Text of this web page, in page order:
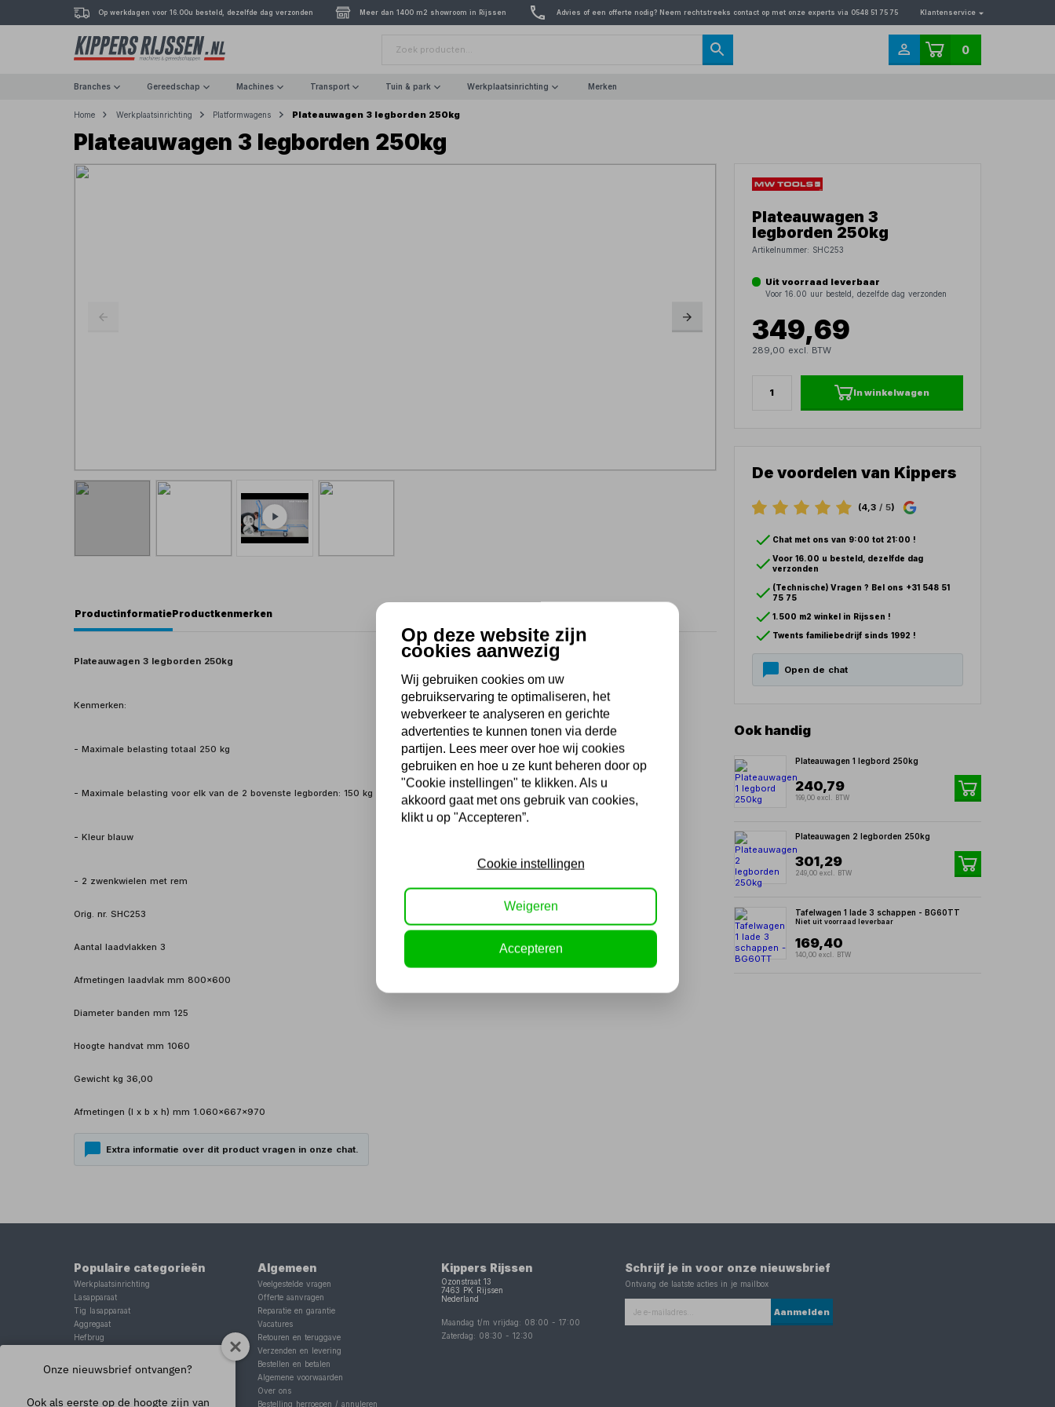
Op werkdagen voor 16.00u besteld, dezelfde dag verzonden Meer dan 1400 m2 showroom in Rijssen Advies of een offerte nodig? Neem rechtstreeks contact op met onze experts via 0548 51 75 75 Klantenservice
0
Branches Gereedschap Machines Transport Tuin & park Werkplaatsinrichting Merken
Home Werkplaatsinrichting Platformwagens Plateauwagen 3 legborden 250kg
Plateauwagen 3 legborden 250kg
ProductinformatieProductkenmerken
Plateauwagen 3 legborden 250kg
Kenmerken:
- Maximale belasting totaal 250 kg
- Maximale belasting voor elk van de 2 bovenste legborden: 150 kg
- Kleur blauw
- 2 zwenkwielen met rem
Orig. nr. SHC253
Aantal laadvlakken 3
Afmetingen laadvlak mm 800x600
Diameter banden mm 125
Hoogte handvat mm 1060
Gewicht kg 36,00
Afmetingen (l x b x h) mm 1.060x667x970
Extra informatie over dit product vragen in onze chat.
Plateauwagen 3
legborden 250kg
Artikelnummer: SHC253
Uit voorraad leverbaar
Voor 16.00 uur besteld, dezelfde dag verzonden
349,69
289,00 excl. BTW
In winkelwagen
De voordelen van Kippers
(4,3/ 5)
Chat met ons van 9:00 tot 21:00 !
Voor 16.00 u besteld, dezelfde dag
verzonden
(Technische) Vragen ? Bel ons +31 548 51
75 75
1.500 m2 winkel in Rijssen !
Twents familiebedrijf sinds 1992 !
Open de chat
Ook handig
Plateauwagen 1 legbord 250kg
240,79
199,00 excl. BTW
Plateauwagen 2 legborden 250kg
301,29
249,00 excl. BTW
Tafelwagen 1 lade 3 schappen - BG60TT
Niet uit voorraad leverbaar
169,40
140,00 excl. BTW
Populaire categorieën
Werkplaatsinrichting
Lasapparaat
Tig lasapparaat
Aggregaat
Hefbrug
Schaarlift
Algemeen
Veelgestelde vragen
Offerte aanvragen
Reparatie en garantie
Vacatures
Retouren en teruggave
Verzenden en levering
Bestellen en betalen
Algemene voorwaarden
Over ons
Bestelling herroepen / annuleren
Kippers Rijssen
Ozonstraat 13
7463 PK
Rijssen
Nederland
Maandag t/m vrijdag: 08:00 -17:00
Zaterdag: 08:30 -12:30
Schrijf je in voor onze nieuwsbrief
Ontvang de laatste acties in je mailbox
Aanmelden
Onze nieuwsbrief ontvangen?
Ook als eerste op de hoogte zijn van
Op deze website zijn
cookies aanwezig
Wij gebruiken cookies om uw
gebruikservaring te optimaliseren, het
webverkeer te analyseren en gerichte
advertenties te kunnen tonen via derde
partijen. Lees meer over hoe wij cookies
gebruiken en hoe u ze kunt beheren door op
"Cookie instellingen" te klikken. Als u
akkoord gaat met ons gebruik van cookies,
klikt u op "Accepteren”.
Cookie instellingen
Weigeren
Accepteren